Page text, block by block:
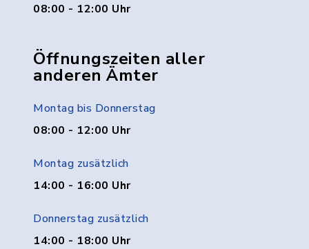
08:00 - 12:00 Uhr
Öffnungszeiten aller
anderen Ämter
Montag bis Donnerstag
08:00 - 12:00 Uhr
Montag zusätzlich
14:00 - 16:00 Uhr
Donnerstag zusätzlich
14:00 - 18:00 Uhr